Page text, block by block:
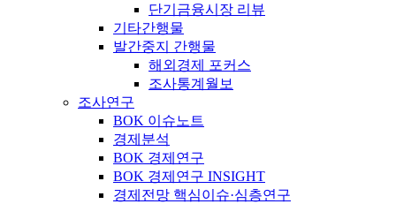
단기금융시장 리뷰
기타간행물
발간중지 간행물
해외경제 포커스
조사통계월보
조사연구
BOK 이슈노트
경제분석
BOK 경제연구
BOK 경제연구 INSIGHT
경제전망 핵심이슈·심층연구